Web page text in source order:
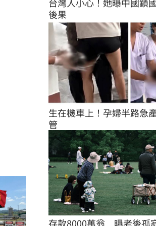
後果
生在機車上！孕婦半路急
管
存款8000萬翁　曝老後孤